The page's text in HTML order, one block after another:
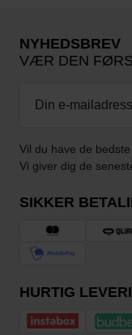
NYHEDSBREV
VÆR DEN
Vil du have de
Vi giver dig de
SIKKER
HURTIG